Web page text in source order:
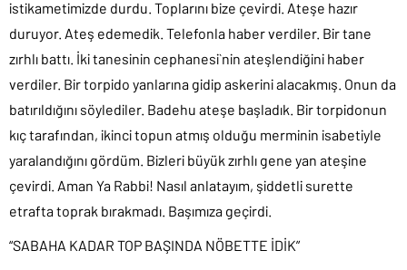
istikametimizde durdu. Toplarını bize çevirdi. Ateşe hazır
duruyor. Ateş edemedik. Telefonla haber verdiler. Bir tane
zırhlı battı. İki tanesinin cephanesi`nin ateşlendiğini haber
verdiler. Bir torpido yanlarına gidip askerini alacakmış. Onun da
batırıldığını söylediler. Badehu ateşe başladık. Bir torpidonun
kıç tarafından, ikinci topun atmış olduğu merminin isabetiyle
yaralandığını gördüm. Bizleri büyük zırhlı gene yan ateşine
çevirdi. Aman Ya Rabbi! Nasıl anlatayım, şiddetli surette
etrafta toprak bırakmadı. Başımıza geçirdi.
“SABAHA KADAR TOP BAŞINDA NÖBETTE İDİK”